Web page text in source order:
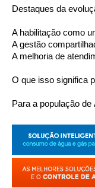
Destaques da
A habilitação como
A gestão
A melhoria de
O que isso significa
Para a população